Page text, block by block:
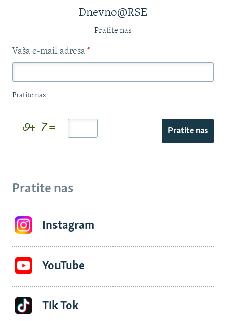
Dnevno@RSE
Pratite nas
Vaša e-mail adresa *
Pratite nas
Pratite nas
Pratite nas
Instagram
YouTube
Tik Tok